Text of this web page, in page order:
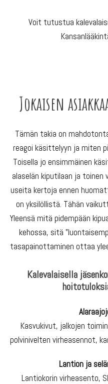
Voit tutustua
Jokaisen
Tämän takia on
reagoi käsittelyyn ja miten
Toisella jo ensimmäinen
alaselän kiputilaan ja
useita kertoja ennen
on yksilöllistä. Tähän
Yleensä mitä pidempään
kehossa, sitä
tasapainottaminen ottaa
Kalevalaisella
Kasvukivut, jalkojen
polvinivelten virheasennot,
Lantion ja
Lantiokorin virheasento,